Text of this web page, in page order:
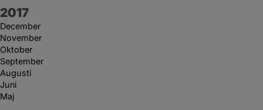
År:
2017
December
November
Oktober
September
Augusti
Juni
Maj